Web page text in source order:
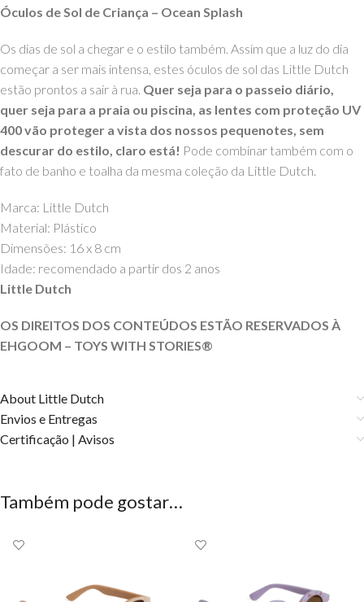
Óculos de Sol de Criança – Ocean Splash
Os dias de sol a chegar e o estilo também. Assim que a luz do dia
começar a ser mais intensa, estes óculos de sol das Little Dutch
estão prontos a sair à rua. Quer seja para o passeio diário,
quer seja para a praia ou piscina, as lentes com proteção UV
400 vão proteger a vista dos nossos pequenotes, sem
descurar do estilo, claro está! Pode combinar também com o
fato de banho e toalha da mesma coleção da Little Dutch.
Marca: Little Dutch
Material: Plástico
Dimensões: 16 x 8 cm
Idade: recomendado a partir dos 2 anos
Little Dutch
OS DIREITOS DOS CONTEÚDOS ESTÃO RESERVADOS À
EHGOOM – TOYS WITH STORIES®️
About Little Dutch
Envios e Entregas
Certificação | Avisos
Também pode gostar…